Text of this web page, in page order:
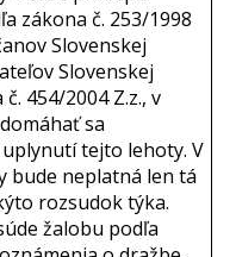
zákona č. 253/1998
Slovenskej
Slovenskej
454/2004 Z.z., v
sa
tejto lehoty. V
bude neplatná len tá
rozsudok týka.
žalobu podľa